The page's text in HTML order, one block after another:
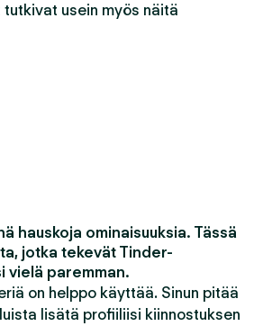
usein myös näitä
hauskoja ominaisuuksia. Tässä
jotka tekevät Tinder-
vielä paremman.
on helppo käyttää. Sinun pitää
lisätä profiiliisi kiinnostuksen